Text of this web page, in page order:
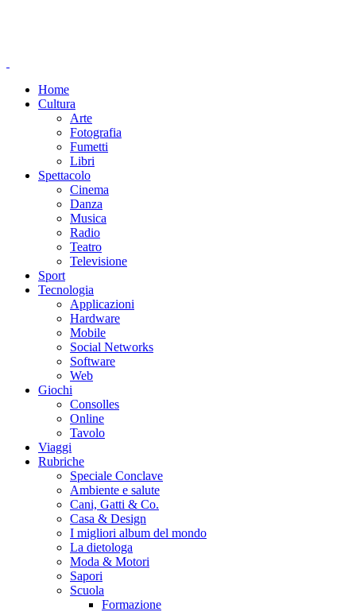
Home
Cultura
Arte
Fotografia
Fumetti
Libri
Spettacolo
Cinema
Danza
Musica
Radio
Teatro
Televisione
Sport
Tecnologia
Applicazioni
Hardware
Mobile
Social Networks
Software
Web
Giochi
Consolles
Online
Tavolo
Viaggi
Rubriche
Speciale Conclave
Ambiente e salute
Cani, Gatti & Co.
Casa & Design
I migliori album del mondo
La dietologa
Moda & Motori
Sapori
Scuola
Formazione